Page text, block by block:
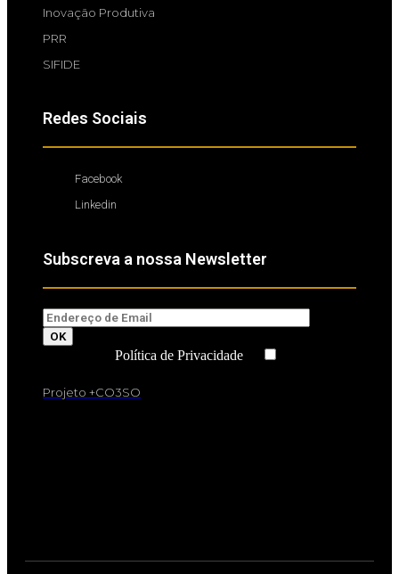
Inovação Produtiva
PRR
SIFIDE
Redes Sociais
Facebook
Linkedin
Subscreva a nossa Newsletter
Política de Privacidade
Projeto +CO3SO